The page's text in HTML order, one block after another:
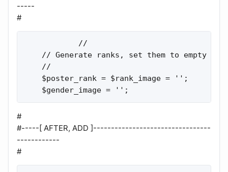
-----
#
            //
// Generate ranks, set them to empty
    //
    $poster_rank = $rank_image = '';
    $gender_image = '';
#
#-----[ AFTER, ADD ]---------------------------------
------------
#